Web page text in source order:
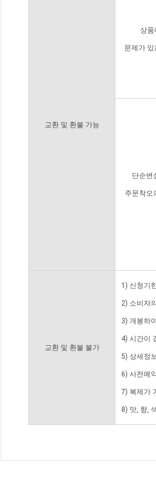
교환 및 환불 가능
상품
문제가 있
단순변
주문착오
교환 및 환불 불가
1) 신청기
2) 소비자
3) 개봉하
4) 시간이
5) 상세정
6) 사전예
7) 복제가
8) 맛, 향,